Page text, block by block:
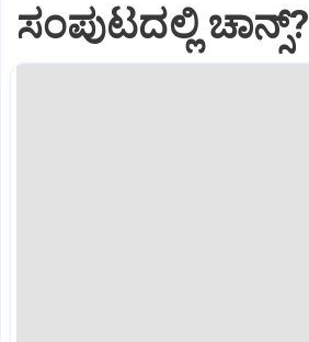
ಸಂಪುಟದಲ್ಲಿ ಚಾನ್ಸ್‌?